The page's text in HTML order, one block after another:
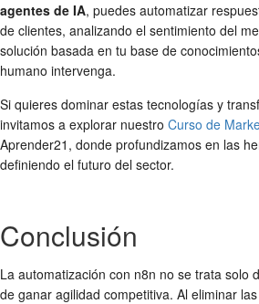
agentes de IA, puedes automatizar
de clientes, analizando el sentimiento del
solución basada en tu base de
humano intervenga.
Si quieres dominar estas tecnologías y
invitamos a explorar nuestro Curso de
Aprender21, donde profundizamos en las
definiendo el futuro del sector.
Conclusión
La automatización con n8n no se trata solo
de ganar agilidad competitiva. Al eliminar